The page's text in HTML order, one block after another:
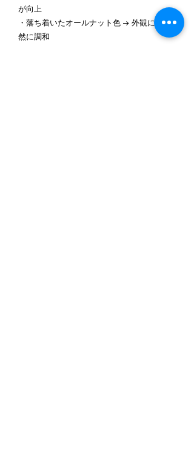
が向上
・落ち着いたオールナット色 → 外観にも自
然に調和